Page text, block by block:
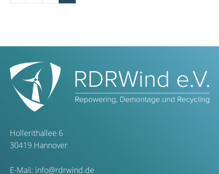
Hollerithallee 6
30419 Hannover
E-Mail: info@rdrwind.de